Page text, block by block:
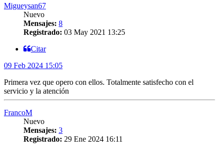
Migueysan67
Nuevo
Mensajes: 8
Registrado: 03 May 2021 13:25
Citar
09 Feb 2024 15:05
Primera vez que opero con ellos. Totalmente satisfecho con el
servicio y la atención
FrancoM
Nuevo
Mensajes: 3
Registrado: 29 Ene 2024 16:11